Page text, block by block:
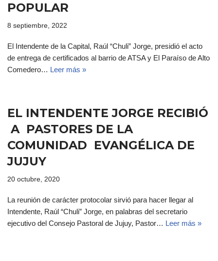
POPULAR
8 septiembre, 2022
El Intendente de la Capital, Raúl “Chuli” Jorge, presidió el acto
de entrega de certificados al barrio de ATSA y El Paraíso de Alto
Comedero… Leer más »
EL INTENDENTE JORGE RECIBIÓ
A PASTORES DE LA
COMUNIDAD EVANGÉLICA DE
JUJUY
20 octubre, 2020
La reunión de carácter protocolar sirvió para hacer llegar al
Intendente, Raúl “Chuli” Jorge, en palabras del secretario
ejecutivo del Consejo Pastoral de Jujuy, Pastor… Leer más »